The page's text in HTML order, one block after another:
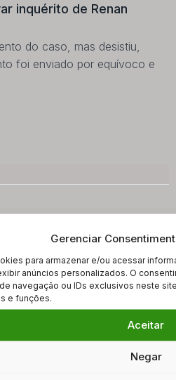
Gerenciar
para armazenar e/ou acessar
anúncios personalizados. O
navegação ou IDs exclusivos neste
e funções.
Aceitar
Negar
inquérito de Renan
do caso, mas desistiu,
foi enviado por equívoco e
1
Followers